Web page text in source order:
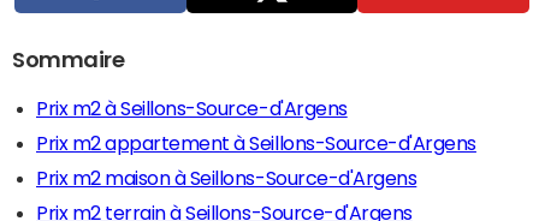
Sommaire
Prix m2 à Seillons-Source-d'Argens
Prix m2 appartement à Seillons-Source-d'Argens
Prix m2 maison à Seillons-Source-d'Argens
Prix m2 terrain à Seillons-Source-d'Argens